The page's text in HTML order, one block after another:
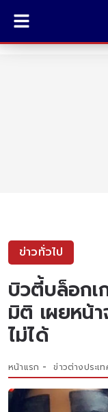
ข่าวทั่วไป
บิวตี้บล็อกเ
มิติ เผยหน้
ไม่ได้
หน้าแรก ข่าวต่างประเท